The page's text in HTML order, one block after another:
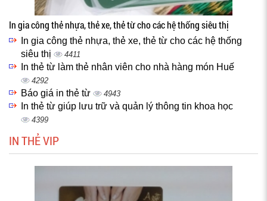
In gia công thẻ nhựa, thẻ xe, thẻ từ cho các hệ thống siêu thị
In gia công thẻ nhựa, thẻ xe, thẻ từ cho các hệ thống
siêu thị
4411
In thẻ từ làm thẻ nhân viên cho nhà hàng món Huế
4292
Báo giá in thẻ từ 4943
In thẻ từ giúp lưu trữ và quản lý thông tin khoa học
4399
IN THẺ VIP